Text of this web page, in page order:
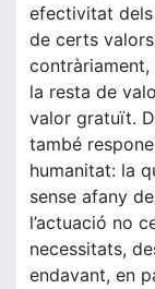
efectivitat dels
de certs
la resta de
valor gratuït.
també
humanitat: la
sense afany
l’actuació no
necessitats,
endavant, en